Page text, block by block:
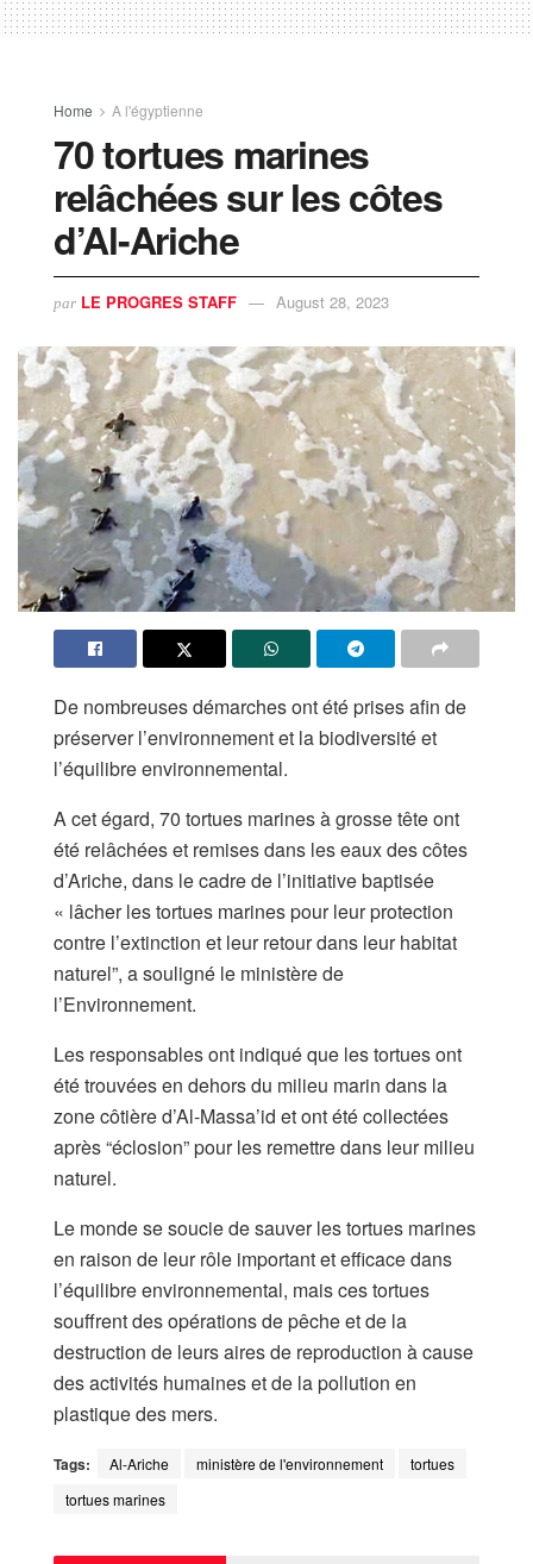
Home A l'égyptienne
70 tortues marines
relâchées sur les côtes
d’Al-Ariche
par LE PROGRES STAFF August 28, 2023
De nombreuses démarches ont été prises afin de
préserver l’environnement et la biodiversité et
l’équilibre environnemental.
A cet égard, 70 tortues marines à grosse tête ont
été relâchées et remises dans les eaux des côtes
d’Ariche, dans le cadre de l’initiative baptisée
« lâcher les tortues marines pour leur protection
contre l’extinction et leur retour dans leur habitat
naturel”, a souligné le ministère de
l’Environnement.
Les responsables ont indiqué que les tortues ont
été trouvées en dehors du milieu marin dans la
zone côtière d’Al-Massa’id et ont été collectées
après “éclosion” pour les remettre dans leur milieu
naturel.
Le monde se soucie de sauver les tortues marines
en raison de leur rôle important et efficace dans
l’équilibre environnemental, mais ces tortues
souffrent des opérations de pêche et de la
destruction de leurs aires de reproduction à cause
des activités humaines et de la pollution en
plastique des mers.
Tags: Al-Ariche ministère de l'environnement
tortues
tortues marines